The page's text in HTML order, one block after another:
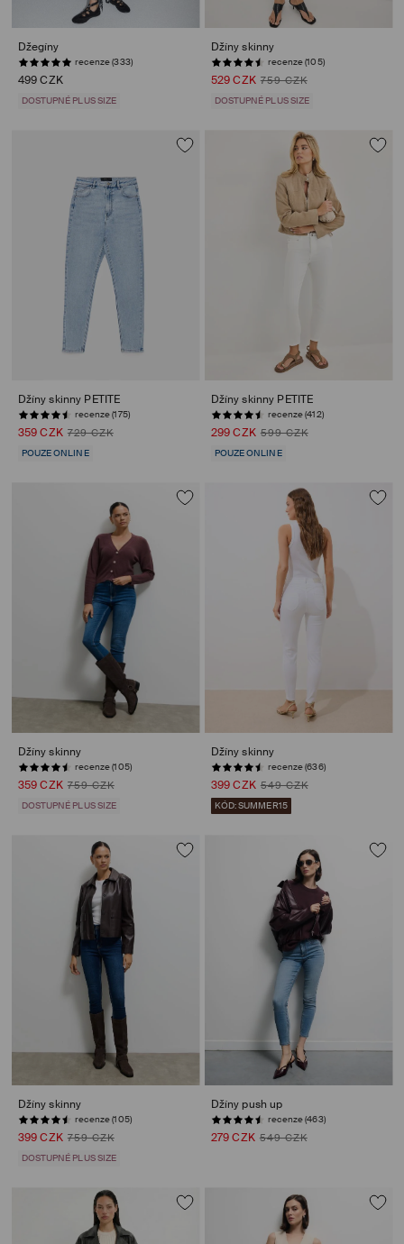
Džegíny
recenze (333)
499 CZK
DOSTUPNÉ PLUS SIZE
Džíny skinny
recenze (105)
529 CZK 759 CZK
DOSTUPNÉ PLUS SIZE
Džíny skinny PETITE
recenze (175)
359 CZK 729 CZK
POUZE ONLINE
Džíny skinny PETITE
recenze (412)
299 CZK 599 CZK
POUZE ONLINE
Džíny skinny
recenze (105)
359 CZK 759 CZK
DOSTUPNÉ PLUS SIZE
Džíny skinny
recenze (636)
399 CZK 549 CZK
KÓD: SUMMER15
Džíny skinny
recenze (105)
399 CZK 759 CZK
DOSTUPNÉ PLUS SIZE
Džíny push up
recenze (463)
279 CZK 549 CZK